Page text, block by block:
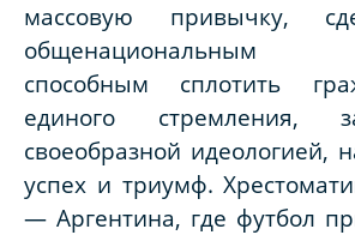
массовую привычку,
общенациональным
способным сплотить
единого стремления,
своеобразной идеологией,
успех и триумф.
— Аргентина, где футбол